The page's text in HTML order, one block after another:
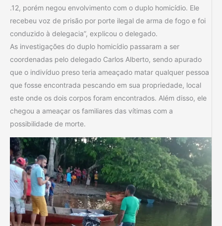
.12, porém negou envolvimento com o duplo homicídio. Ele
recebeu voz de prisão por porte ilegal de arma de fogo e foi
conduzido à delegacia”, explicou o delegado.
As investigações do duplo homicídio passaram a ser
coordenadas pelo delegado Carlos Alberto, sendo apurado
que o indivíduo preso teria ameaçado matar qualquer pessoa
que fosse encontrada pescando em sua propriedade, local
este onde os dois corpos foram encontrados. Além disso, ele
chegou a ameaçar os familiares das vítimas com a
possibilidade de morte.